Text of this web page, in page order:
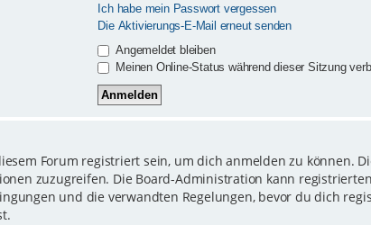
Ich habe mein Passwort vergessen
Die Aktivierungs-E-Mail erneut senden
Angemeldet bleiben
Meinen Online-Status während dieser Sitzung
Forum registriert sein, um dich anmelden zu können.
zuzugreifen. Die Board-Administration kann
und die verwandten Regelungen, bevor du dich